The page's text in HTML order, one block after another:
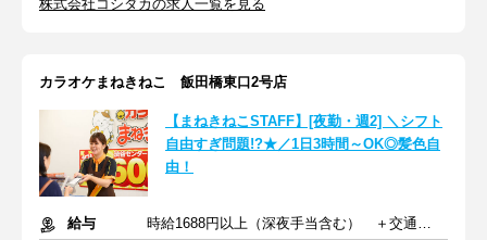
株式会社コシダカの求人一覧を見る
カラオケまねきねこ 飯田橋東口2号店
【まねきねこSTAFF】[夜勤・週2] ＼シフト
自由すぎ問題!?★／1日3時間～OK◎髪色自
由！
給与
時給1688円以上（深夜手当含む） ＋交通費支給